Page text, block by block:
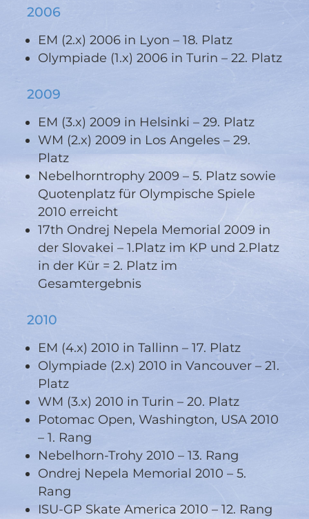
2006
EM (2.x) 2006 in Lyon – 18. Platz
Olympiade (1.x) 2006 in Turin – 22. Platz
2009
EM (3.x) 2009 in Helsinki – 29. Platz
WM (2.x) 2009 in Los Angeles – 29.
Platz
Nebelhorntrophy 2009 – 5. Platz sowie
Quotenplatz für Olympische Spiele
2010 erreicht
17th Ondrej Nepela Memorial 2009 in
der Slovakei – 1.Platz im KP und 2.Platz
in der Kür = 2. Platz im
Gesamtergebnis
2010
EM (4.x) 2010 in Tallinn – 17. Platz
Olympiade (2.x) 2010 in Vancouver – 21.
Platz
WM (3.x) 2010 in Turin – 20. Platz
Potomac Open, Washington, USA 2010
– 1. Rang
Nebelhorn-Trohy 2010 – 13. Rang
Ondrej Nepela Memorial 2010 – 5.
Rang
ISU-GP Skate America 2010 – 12. Rang